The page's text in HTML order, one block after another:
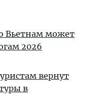
Вьетнам может
2026
вернут
в